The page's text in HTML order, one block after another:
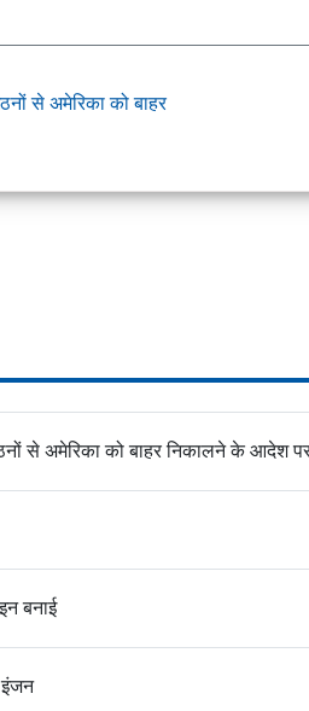
से अमेरिका को बाहर
से अमेरिका को बाहर निकालने के आदेश
बनाई
इंजन